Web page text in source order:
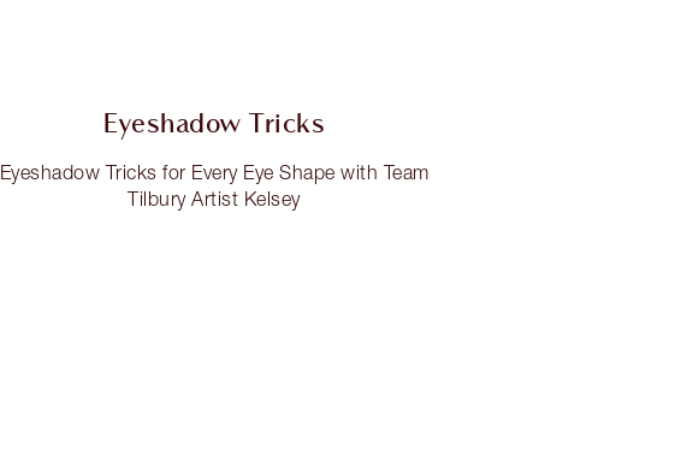
Eyeshadow Tricks
Eyeshadow Tricks for Every Eye Shape with Team
Tilbury Artist Kelsey